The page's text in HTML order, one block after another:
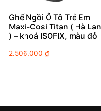
Ghế Ngồi Ô Tô Trẻ Em
Maxi-Cosi Titan ( Hà Lan
) – khoá ISOFIX, màu đỏ
2.506.000 ₫